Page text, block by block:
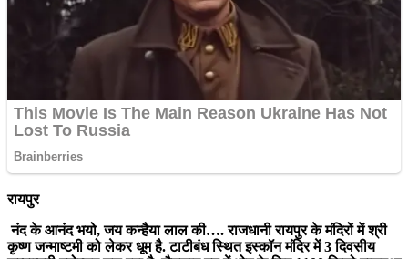
रायपुर
नंद के आनंद भयो, जय कन्हैया लाल की…. राजधानी रायपुर के मंदिरों में श्री
कृष्ण जन्माष्टमी को लेकर धूम है. टाटीबंध स्थित इस्कॉन मंदिर में 3 दिवसीय